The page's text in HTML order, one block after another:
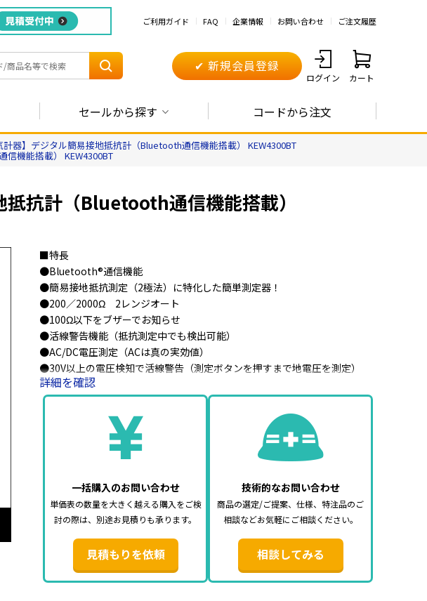
ご利用ガイド FAQ 企業情報 お問い合わせ ご注文履歴
✔ 新規会員登録
ログイン カート
セールから探す コードから注文
計器】デジタル簡易接地抵抗計（Bluetooth通信機能搭載） KEW4300BT
信機能搭載） KEW4300BT
抵抗計（Bluetooth通信機能搭載）
■特長
●Bluetooth®通信機能
●簡易接地抵抗測定（2極法）に特化した簡単測定器！
●200／2000Ω 2レンジオート
●100Ω以下をブザーでお知らせ
●活線警告機能（抵抗測定中でも検出可能）
●AC/DC電圧測定（ACは真の実効値）
●30V以上の電圧検知で活線警告（測定ボタンを押すまで地電圧を測定）
●微小測定電流（最大2mA）でELBの動作を防ぐ
●測定箇所を照らすLEDライトを搭載（照度センサによる自動点灯／消灯）
●バックライト機能搭載（LEDライトに連動）
●暗い場所で光る蓄光式操作ボタン
●使いやすさを追求したスマートなデザイン
【接地抵抗計】
・測定範囲（オートレンジ）：200.0／2000Ω
・測定電流
200.0Ωレンジ：最大2mA、周波数825Hz
2000Ωレンジ：最大1mA、周波数825Hz
詳細を確認
一括購入のお問い合わせ
単価表の数量を大きく越える購入をご検
討の際は、別途お見積りも承ります。
見積もりを依頼
技術的なお問い合わせ
商品の選定/ご提案、仕様、特注品のご
相談などお気軽にご相談ください。
相談してみる